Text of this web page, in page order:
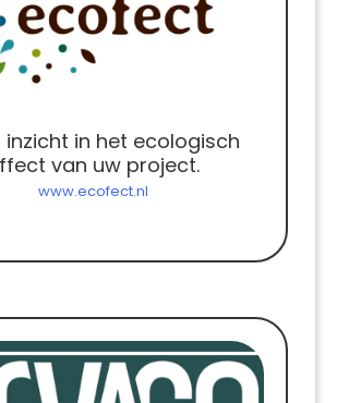
inzicht in het ecologisch
van uw project.
www.ecofect.nl